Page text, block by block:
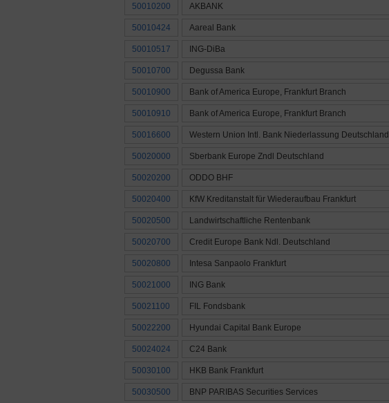
50010200 AKBANK
50010424 Aareal Bank
50010517 ING-DiBa
50010700 Degussa Bank
50010900 Bank of America Europe, Frankfurt Branch
50010910 Bank of America Europe, Frankfurt Branch
50016600 Western Union Intl. Bank Niederlassung Deutschland
50020000 Sberbank Europe Zndl Deutschland
50020200 ODDO BHF
50020400 KfW Kreditanstalt für Wiederaufbau Frankfurt
50020500 Landwirtschaftliche Rentenbank
50020700 Credit Europe Bank Ndl. Deutschland
50020800 Intesa Sanpaolo Frankfurt
50021000 ING Bank
50021100 FIL Fondsbank
50022200 Hyundai Capital Bank Europe
50024024 C24 Bank
50030100 HKB Bank Frankfurt
50030500 BNP PARIBAS Securities Services